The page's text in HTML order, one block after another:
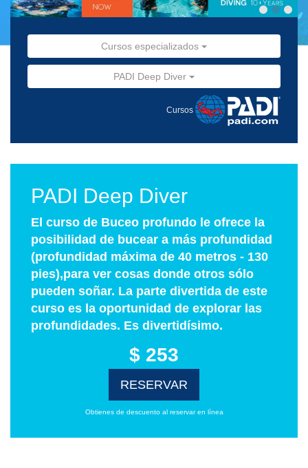
Cursos especializados
PADI Deep Diver
Cursos
PADI Deep Diver
El curso de Buceo profundo le ofrece la
posibilidad de bucear a más profundidad
(profundidad máxima de 40 metros - 130
pies),para ver cosas donde otros sólo
pueden soñar. La parte divertida de este
curso es la oportunidad de explorar las
profundidades. Es divertidísimo.
$ 253
RESERVAR
Obtienes de descuento al reservar en línea